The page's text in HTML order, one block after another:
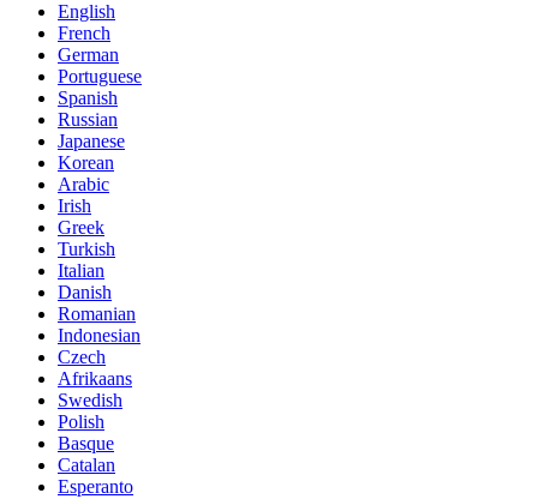
English
French
German
Portuguese
Spanish
Russian
Japanese
Korean
Arabic
Irish
Greek
Turkish
Italian
Danish
Romanian
Indonesian
Czech
Afrikaans
Swedish
Polish
Basque
Catalan
Esperanto